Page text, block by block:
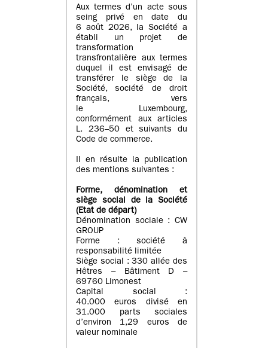
Aux termes d’un acte sous
seing privé en date du
6 août 2026, la Société a
établi un projet de
transformation
transfrontalière aux termes
duquel il est envisagé de
transférer le siège de la
Société, société de droit
français, vers
le Luxembourg,
conformément aux articles
L. 236–50 et suivants du
Code de commerce.
Il en résulte la publication
des mentions suivantes :
Forme, dénomination et
siège social de la Société
(Etatde départ)
Dénomination sociale : CW
GROUP
Forme : société à
responsabilité limitée
Siège social : 330 allée des
Hêtres – Bâtiment D –
69760 Limonest
Capital social :
40.000 euros divisé en
31.000 parts sociales
d’environ 1,29 euros de
valeur nominale